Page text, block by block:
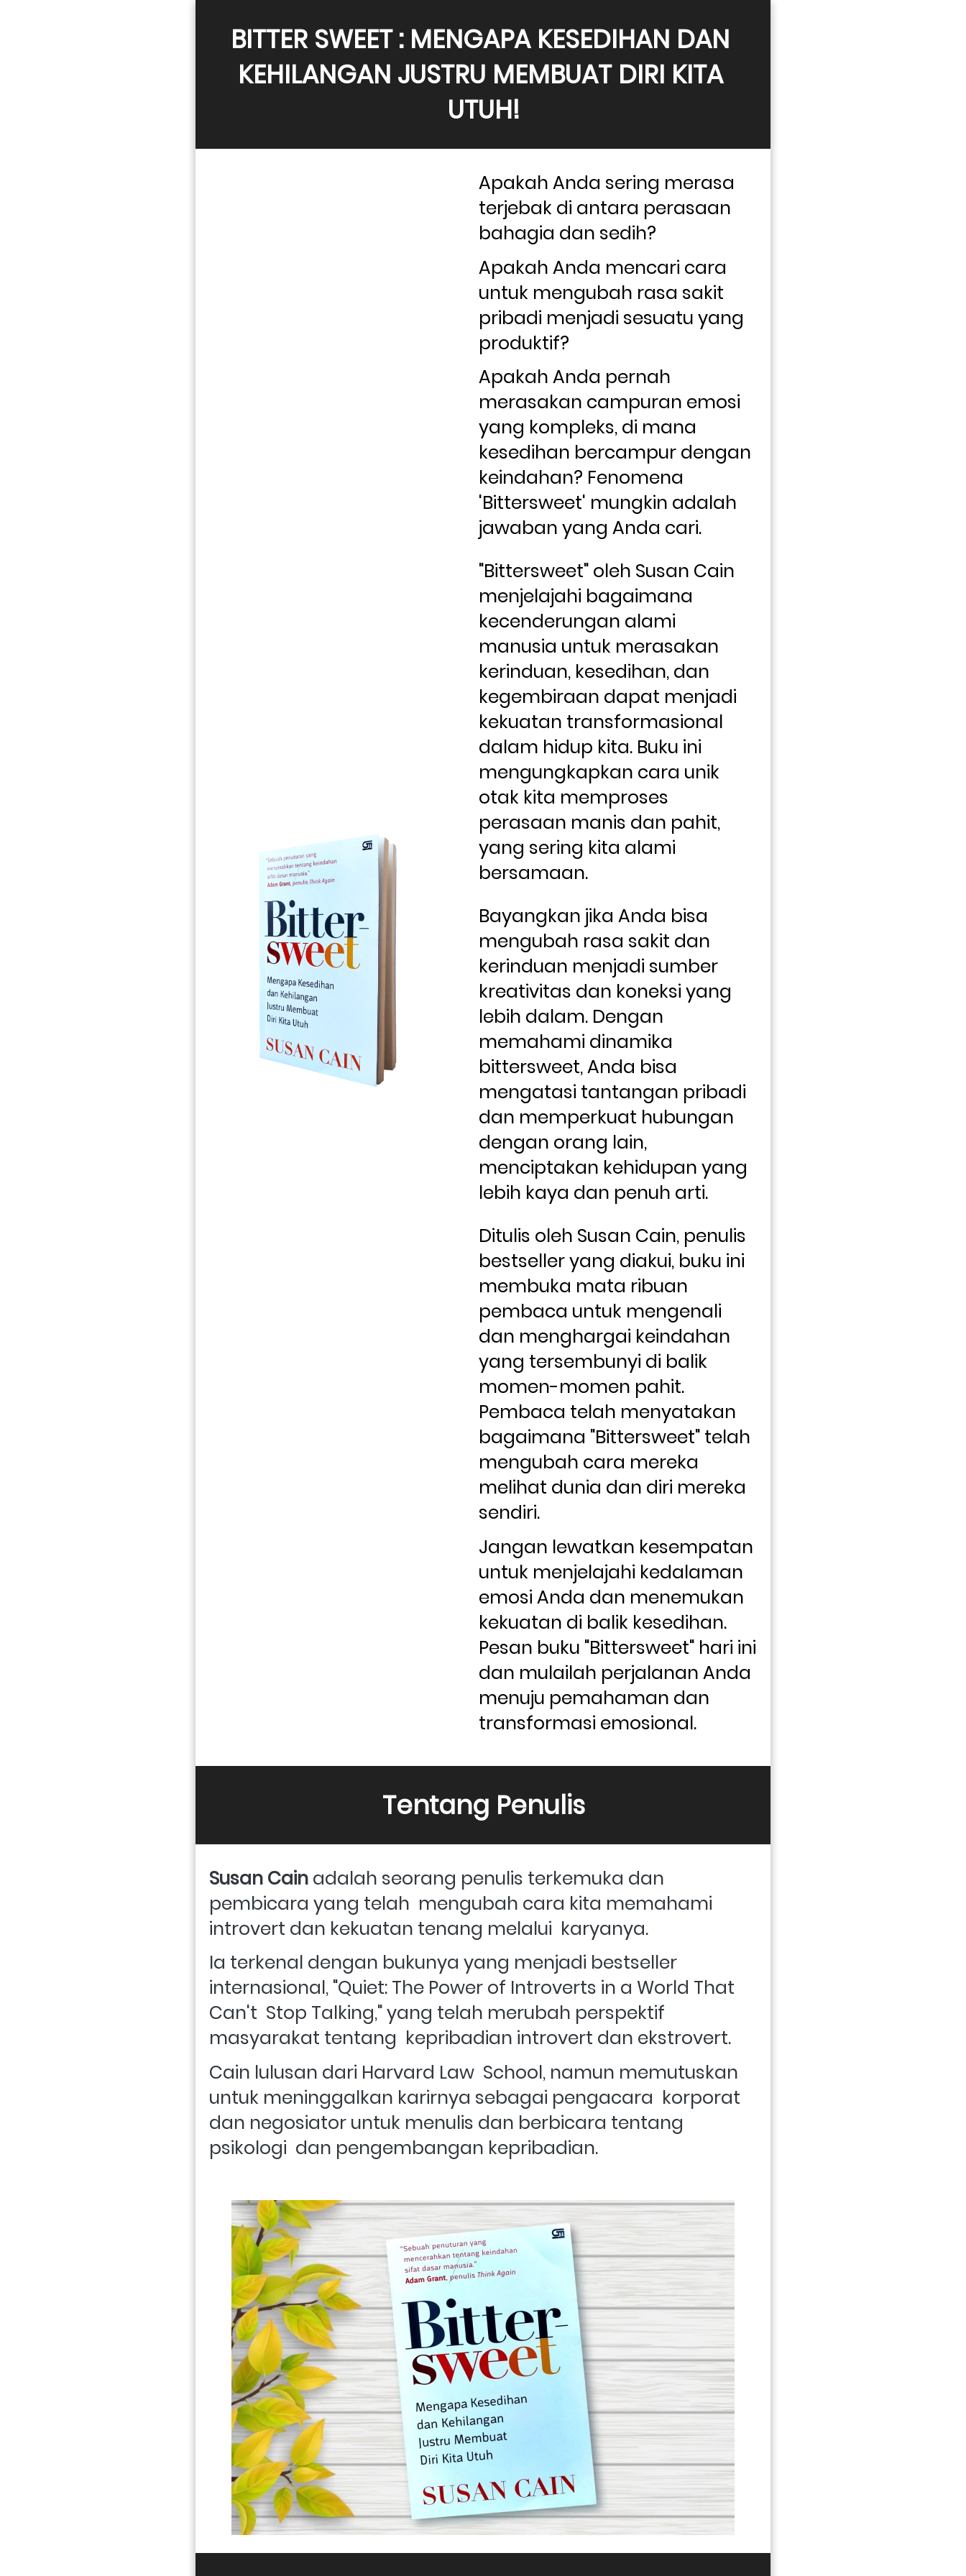
BITTER SWEET : MENGAPA KESEDIHAN DAN
KEHILANGAN JUSTRU MEMBUAT DIRI KITA
UTUH!
Apakah Anda sering merasa
terjebak di antara perasaan
bahagia dan sedih?
Apakah Anda mencari cara
untuk mengubah rasa sakit
pribadi menjadi sesuatu yang
produktif?
Apakah Anda pernah
merasakan campuran emosi
yang kompleks, di mana
kesedihan bercampur dengan
keindahan? Fenomena
'Bittersweet' mungkin adalah
jawaban yang Anda cari.
"Bittersweet" oleh Susan Cain
menjelajahi bagaimana
kecenderungan alami
manusia untuk merasakan
kerinduan, kesedihan, dan
kegembiraan dapat menjadi
kekuatan transformasional
dalam hidup kita. Buku ini
mengungkapkan cara unik
otak kita memproses
perasaan manis dan pahit,
yang sering kita alami
bersamaan.
Bayangkan jika Anda bisa
mengubah rasa sakit dan
kerinduan menjadi sumber
kreativitas dan koneksi yang
lebih dalam. Dengan
memahami dinamika
bittersweet, Anda bisa
mengatasi tantangan pribadi
dan memperkuat hubungan
dengan orang lain,
menciptakan kehidupan yang
lebih kaya dan penuh arti.
Ditulis oleh Susan Cain, penulis
bestseller yang diakui, buku ini
membuka mata ribuan
pembaca untuk mengenali
dan menghargai keindahan
yang tersembunyi di balik
momen-momen pahit.
Pembaca telah menyatakan
bagaimana "Bittersweet" telah
mengubah cara mereka
melihat dunia dan diri mereka
sendiri.
Jangan lewatkan kesempatan
untuk menjelajahi kedalaman
emosi Anda dan menemukan
kekuatan di balik kesedihan.
Pesan buku "Bittersweet" hari ini
dan mulailah perjalanan Anda
menuju pemahaman dan
transformasi emosional.
Tentang Penulis
Susan Cain adalah seorang penulis terkemuka dan
pembicara yang telah  mengubah cara kita memahami
introvert dan kekuatan tenang melalui  karyanya.
Ia terkenal dengan bukunya yang menjadi bestseller
internasional, "Quiet: The Power of Introverts in a World That
Can't  Stop Talking," yang telah merubah perspektif
masyarakat tentang  kepribadian introvert dan ekstrovert.
Cain lulusan dari Harvard Law  School, namun memutuskan
untuk meninggalkan karirnya sebagai pengacara  korporat
dan negosiator untuk menulis dan berbicara tentang
psikologi  dan pengembangan kepribadian.